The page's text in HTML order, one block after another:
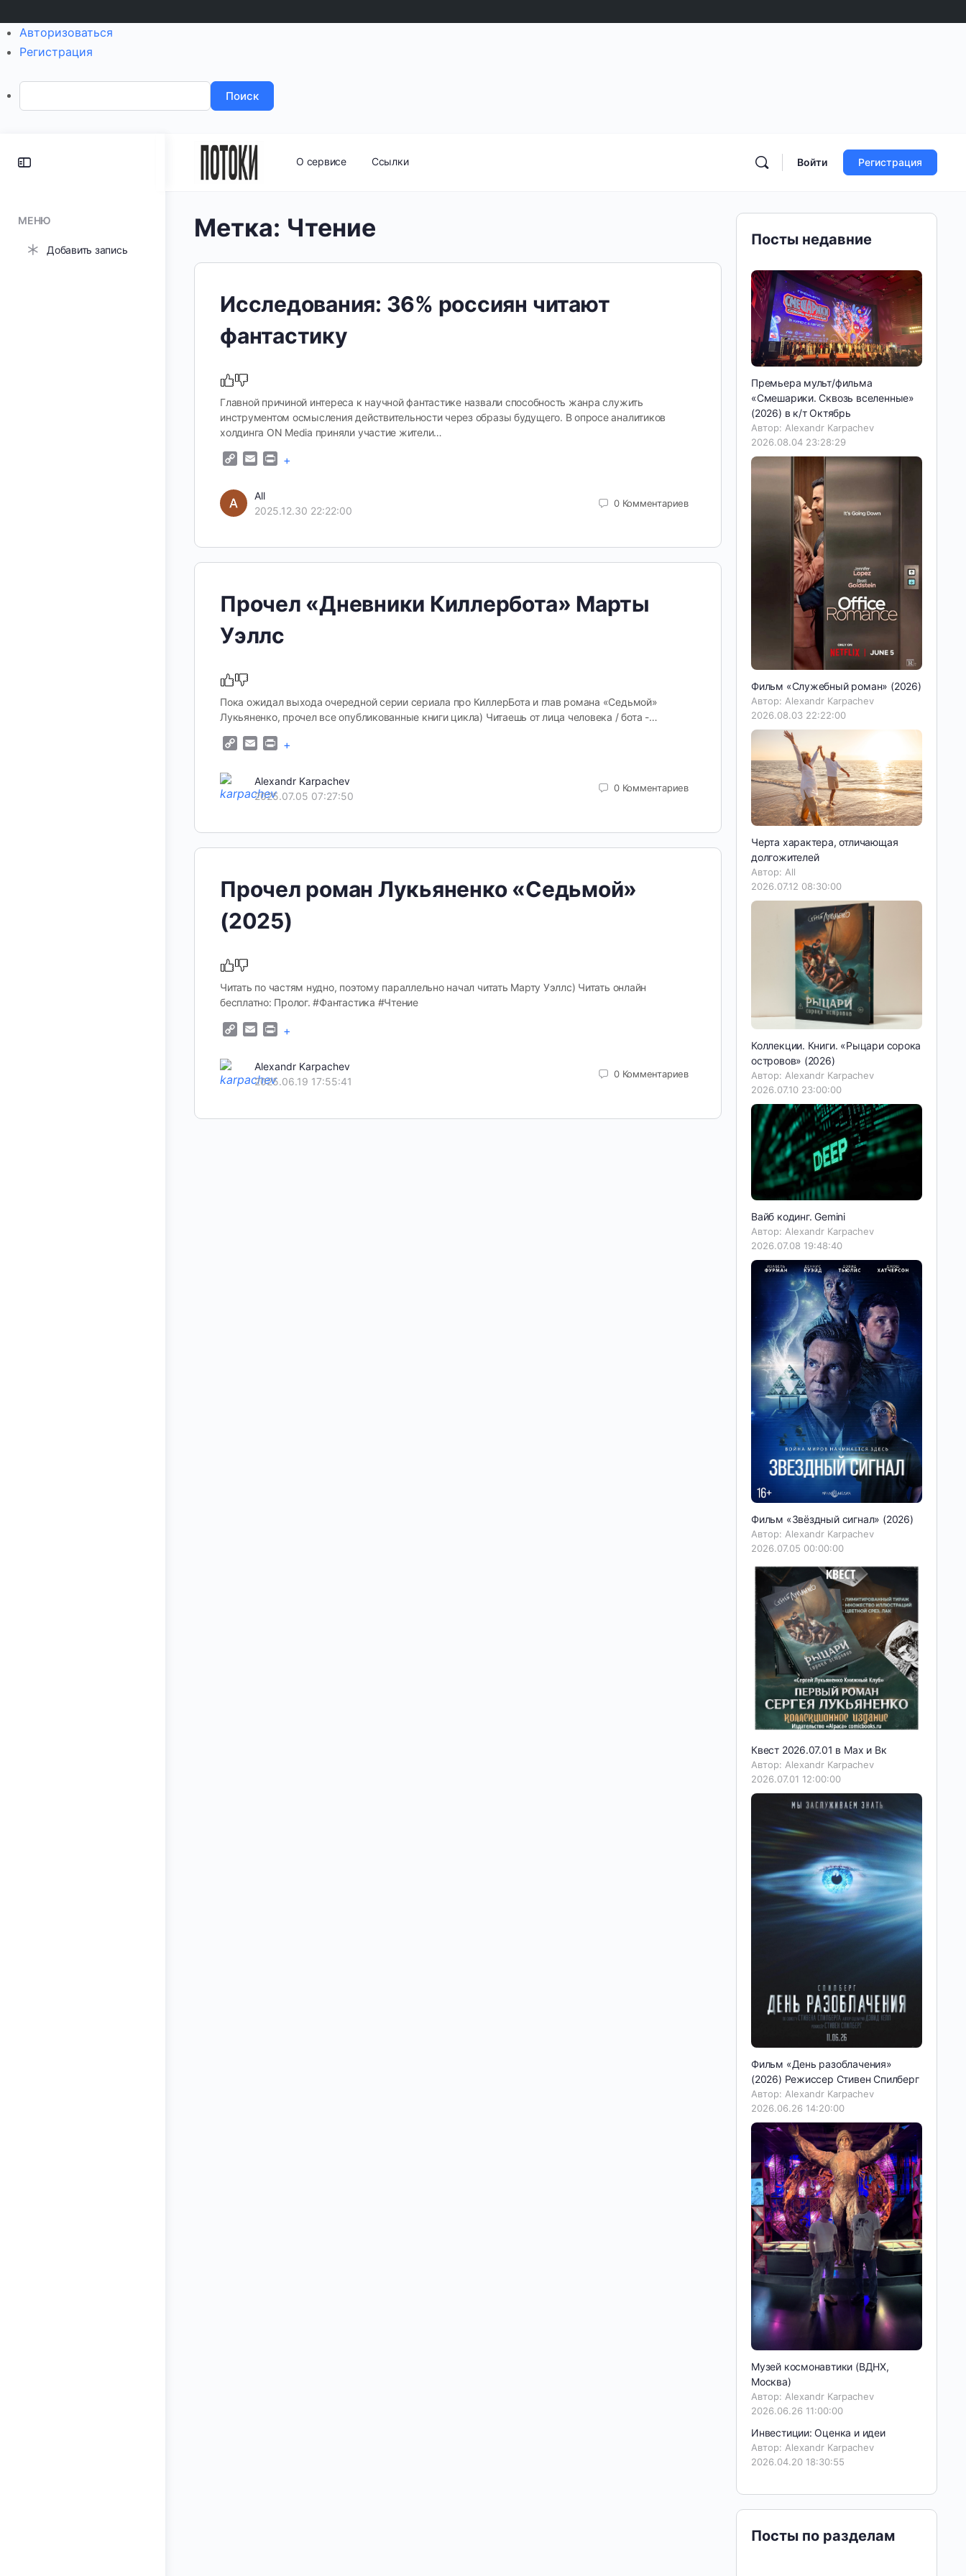
Авторизоваться
Регистрация
Поиск
МЕНЮ
Добавить запись
О сервисе Ссылки Войти Регистрация
Метка: Чтение
Исследования: 36% россиян читают
фантастику
Главной причиной интереса к научной фантастике назвали способность жанра служить
инструментом осмысления действительности через образы будущего. В опросе аналитиков
холдинга ON Media приняли участие жители…
CopyEmailPrint
+
All
2025.12.30 22:22:00
0 Комментариев
Прочел «Дневники Киллербота» Марты
Уэллс
Пока ожидал выхода очередной серии сериала про КиллерБота и глав романа «Седьмой»
Лукьяненко, прочел все опубликованные книги цикла) Читаешь от лица человека / бота -…
CopyEmailPrint
+
Alexandr Karpachev
2025.07.05 07:27:50
0 Комментариев
Прочел роман Лукьяненко «Седьмой»
(2025)
Читать по частям нудно, поэтому параллельно начал читать Марту Уэллс) Читать онлайн
бесплатно: Пролог. #Фантастика #Чтение
CopyEmailPrint
+
Alexandr Karpachev
2025.06.19 17:55:41
0 Комментариев
Посты недавние
Премьера мульт/фильма
«Смешарики. Сквозь вселенные»
(2026) в к/т Октябрь
Автор: Alexandr Karpachev
2026.08.04 23:28:29
Фильм «Служебный роман» (2026)
Автор: Alexandr Karpachev
2026.08.03 22:22:00
Черта характера, отличающая
долгожителей
Автор: All
2026.07.12 08:30:00
Коллекции. Книги. «Рыцари сорока
островов» (2026)
Автор: Alexandr Karpachev
2026.07.10 23:00:00
Вайб кодинг. Gemini
Автор: Alexandr Karpachev
2026.07.08 19:48:40
Фильм «Звёздный сигнал» (2026)
Автор: Alexandr Karpachev
2026.07.05 00:00:00
Квест 2026.07.01 в Мах и Вк
Автор: Alexandr Karpachev
2026.07.01 12:00:00
Фильм «День разоблачения»
(2026) Режиссер Стивен Спилберг
Автор: Alexandr Karpachev
2026.06.26 14:20:00
Музей космонавтики (ВДНХ,
Москва)
Автор: Alexandr Karpachev
2026.06.26 11:00:00
Инвестиции: Оценка и идеи
Автор: Alexandr Karpachev
2026.04.20 18:30:55
Посты по разделам